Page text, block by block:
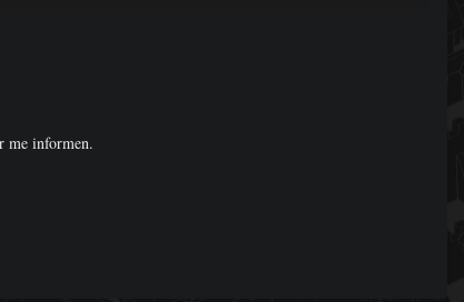
me informen.